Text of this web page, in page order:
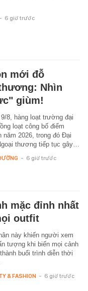
- 6 giờ trước
mới đỗ
Nhìn
giùm!
9/8, hàng loạt trường đại
loạt công bố điểm
năm 2026, trong đó Đại
thương tiếp tục gây…
- 6 giờ trước
mặc đỉnh nhất
outfit
này khiến người xem
tượng khi biến mọi cảnh
buổi trình diễn thời
& FASHION - 6 giờ trước